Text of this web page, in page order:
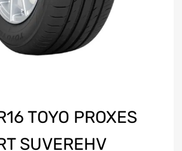
TOYO PROXES
SUVEREHV